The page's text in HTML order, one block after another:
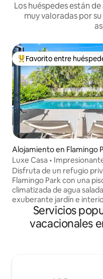
Los huéspedes están
muy valoradas por
Favorito entre
Favorito entre
Alojamiento en Flamingo
rk
Luxe Casa •
Cerca de la playa y del
ciudad
Disfruta de un refugio
Flamingo Park con una
climatizada de agua
exuberante jardín e
y luminosos. Esta casa
renovada ofrece una
italiana, cómodas áreas
descanso. A poca
Servicios
vacacionales